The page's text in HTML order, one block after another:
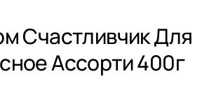
Счастливчик Для
Ассорти 400г